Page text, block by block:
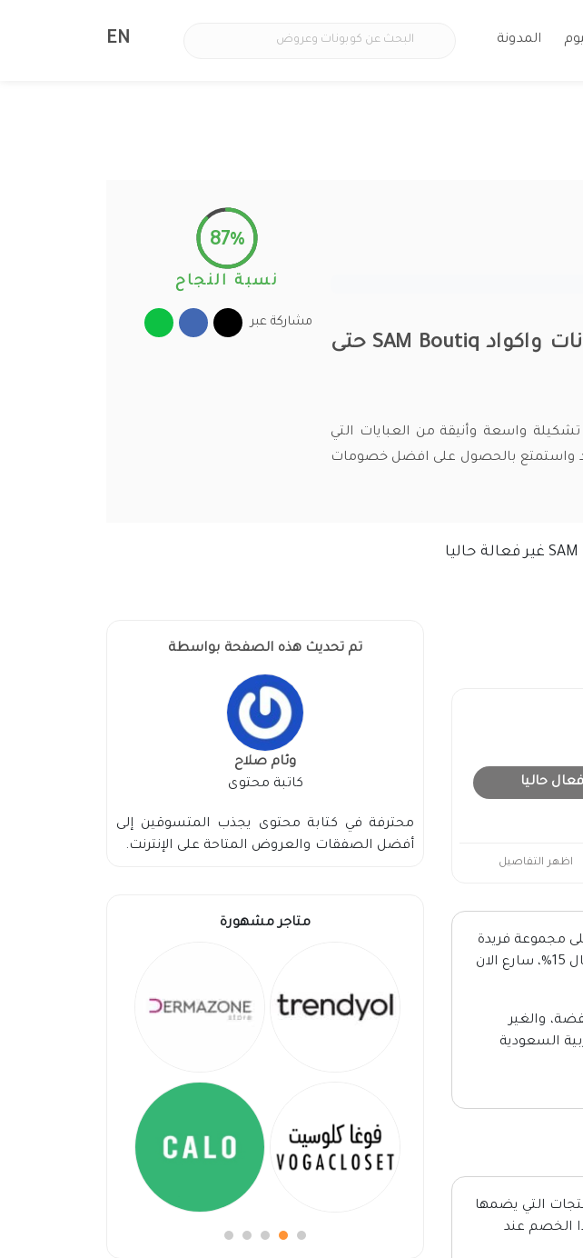
المدونة EN
كود خصم سام بوتيك 2026 احدث كوبونات واكواد SAM Boutiq حتى
يوفر خصم فعال بنسبة 15% على تشكيلة واسعة وأنيقة من العبايات التي
واستمتع بالحصول على افضل خصومات
87%
نسبة النجاح
مشاركة عبر
حاليا
اظهر التفاصيل
مجموعة فريدة
ومميزة من العبايات التي تجمع بين الأناقة الكلاسيكية والتفاصيل العصرية بخصم فعال 15%، سارع الان
والغير
السعودية
التي يضمها
على نسبة هذا الخصم عند
تم تحديث هذه الصفحة بواسطة
وئام صلاح
كاتبة محتوى
محترفة في كتابة محتوى يجذب المتسوقين إلى
أفضل الصفقات والعروض المتاحة على الإنترنت.
متاجر مشهورة